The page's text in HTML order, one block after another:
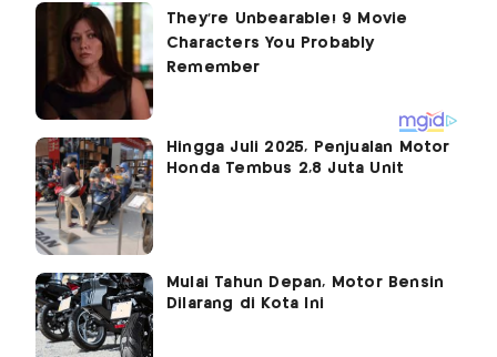
Hingga Juli 2025, Penjualan Motor
Honda Tembus 2,8 Juta Unit
Mulai Tahun Depan, Motor Bensin
Dilarang di Kota Ini